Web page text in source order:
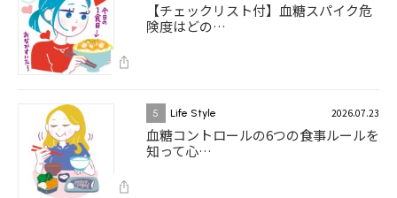
【チェックリスト付】血糖スパイク危
険度はどの…
5 Life Style 2026.07.23
血糖コントロールの6つの食事ルールを
知って心…